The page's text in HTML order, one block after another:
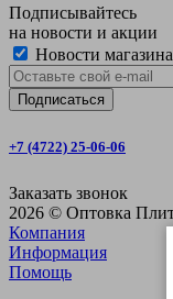
Подписывайтесь
на новости и акции
Новости магазина
+7 (4722) 25-06-06
Заказать звонок
2026 © Оптовка
Компания
Информация
Помощь